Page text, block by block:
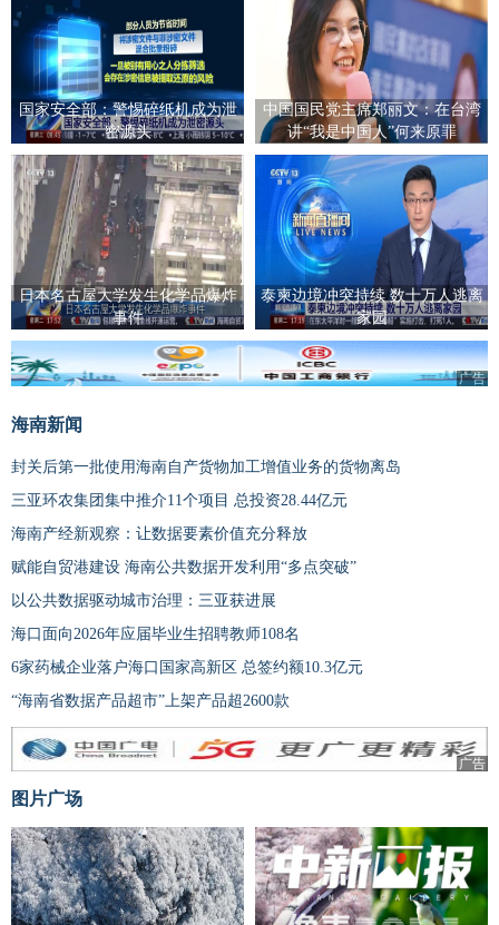
国家安全部：警惕碎纸机成为泄
密源头
中国国民党主席郑丽文：在台湾
讲“我是中国人”何来原罪
日本名古屋大学发生化学品爆炸
事件
泰柬边境冲突持续 数十万人逃离
家园
广告
海南新闻
封关后第一批使用海南自产货物加工增值业务的货物离岛
三亚环农集团集中推介11个项目 总投资28.44亿元
海南产经新观察：让数据要素价值充分释放
赋能自贸港建设 海南公共数据开发利用“多点突破”
以公共数据驱动城市治理：三亚获进展
海口面向2026年应届毕业生招聘教师108名
6家药械企业落户海口国家高新区 总签约额10.3亿元
“海南省数据产品超市”上架产品超2600款
广告
图片广场